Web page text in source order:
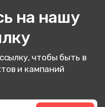
на нашу
чтобы быть в
и кампаний